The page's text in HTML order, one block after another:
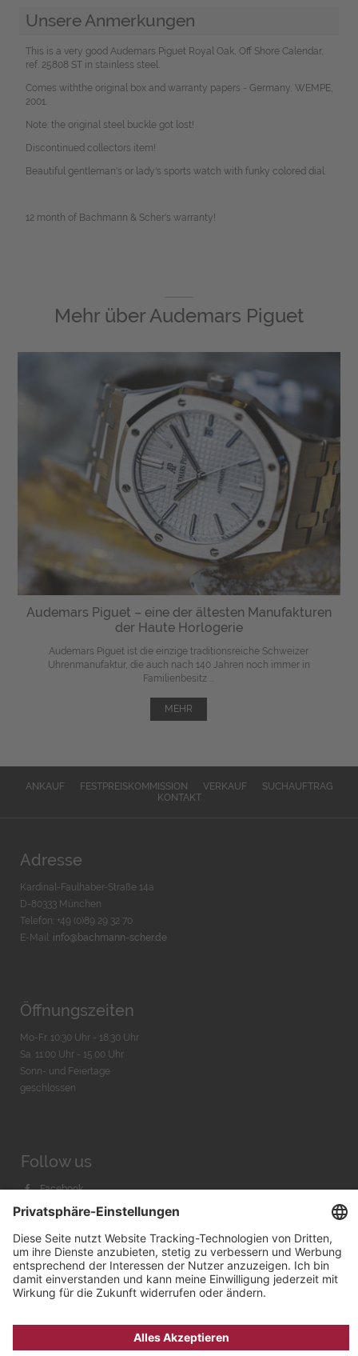
Unsere Anmerkungen
This is a very good Audemars Piguet Royal Oak, Off Shore Calendar,
ref. 25808 ST in stainless steel.
Comes withthe original box and warranty papers - Germany, WEMPE,
2001.
Note: the original steel buckle got lost!
Discontinued collectors item!
Beautiful gentleman's or lady's sports watch with funky colored dial.
12 month of Bachmann & Scher's warranty!
Mehr überAudemars Piguet
Audemars Piguet – eine der ältesten Manufakturen
der Haute Horlogerie
Audemars Piguet ist die einzige traditionsreiche Schweizer
Uhrenmanufaktur, die auch nach 140 Jahren noch immer in
Familienbesitz ...
MEHR
ANKAUF FESTPREISKOMMISSION VERKAUF
SUCHAUFTRAG
KONTAKT
Adresse
Kardinal-Faulhaber-Straße 14a
D-80333 München
Telefon: +49 (0)89 29 32 70
E-Mail: info@bachmann-scher.de
Öffnungszeiten
Mo-Fr. 10:30 Uhr - 18:30 Uhr
Sa. 11:00 Uhr - 15.00 Uhr
Sonn- und Feiertage
geschlossen
Follow us
Facebook
Instagram
Youtube
Bachmann & Scher GmbH / Watchandco GmbH